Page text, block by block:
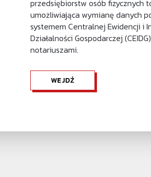
przedsiębiorstw osób fizycznych
umożliwiająca wymianę danych
systemem Centralnej Ewidencji i
Działalności Gospodarczej
notariuszami.
WEJDŹ